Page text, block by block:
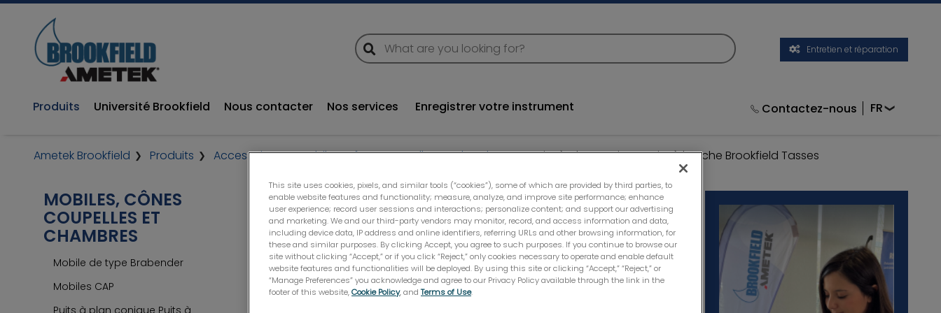
global-search
global-search Entretien et réparation
Produits Université Brookfield Nous contacter Nos services Enregistrer votre instrument Contactez-nous
Ametek Brookfield Produits Accessoires Mobiles, Cônes coupelles et Chambres Puits à plan conique Puits à broche Brookfield Tasses
MOBILES, CÔNES
COUPELLES ET
CHAMBRES
Mobile de type Brabender
Mobiles CAP
Puits à plan conique Puits à
This site uses cookies, pixels, and similar tools (“cookies”), some of which are provided by third parties, to
enable website features and functionality; measure, analyze, and improve site performance; enhance
user experience; record user sessions and interactions; personalize content; and support our advertising
and marketing. We and our third-party vendors may monitor, record, and access information and data,
including device data, IP address and online identifiers, referring URLs and other browsing information, for
these and similar purposes. By clicking Accept, you agree to such purposes. If you continue to browse our
site without clicking “Accept,” or if you click “Reject,” only cookies necessary to operate and enable default
website features and functionalities will be deployed. By using this site or clicking “Accept,” “Reject,” or
“Manage Preferences” you acknowledge and agree to our Privacy Policy available through the link in the
footer of this website,Cookie Policy, andTerms of Use.